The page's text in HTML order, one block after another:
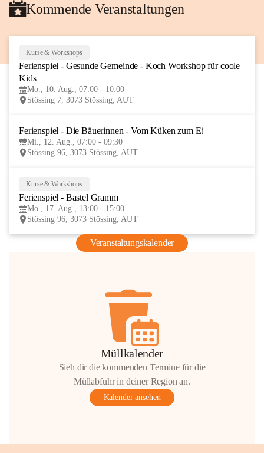
Kommende Veranstaltungen
AUG
Kurse & Workshops
Ferienspiel - Gesunde Gemeinde - Koch Workshop für coole
Kids
Mo., 10. Aug., 07:00 - 10:00
Stössing 7, 3073 Stössing, AUT
Ferienspiel - Die Bäuerinnen - Vom Küken zum Ei
Mi., 12. Aug., 07:00 - 09:30
Stössing 96, 3073 Stössing, AUT
Kurse & Workshops
Ferienspiel - Bastel Gramm
Mo., 17. Aug., 13:00 - 15:00
Stössing 96, 3073 Stössing, AUT
Veranstaltungskalender
Müllkalender
Sieh dir die kommenden Termine für die
Müllabfuhr in deiner Region an.
Kalender ansehen